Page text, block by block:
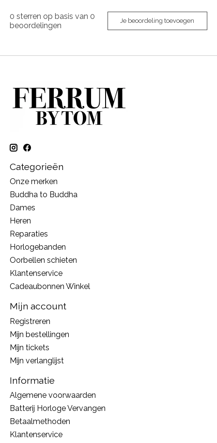
0 sterren op basis van 0
beoordelingen
Je beoordeling toevoegen
Categorieën
Onze merken
Buddha to Buddha
Dames
Heren
Reparaties
Horlogebanden
Oorbellen schieten
Klantenservice
Cadeaubonnen Winkel
Mijn account
Registreren
Mijn bestellingen
Mijn tickets
Mijn verlanglijst
Informatie
Algemene voorwaarden
Batterij Horloge Vervangen
Betaalmethoden
Klantenservice